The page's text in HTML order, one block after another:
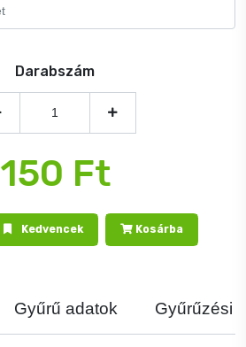
Darabszám
150 Ft
Kedvencek Kosárba
Gyűrű adatok Gyűrűzési